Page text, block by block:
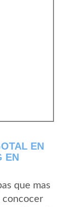
EN
EN
que mas
concocer